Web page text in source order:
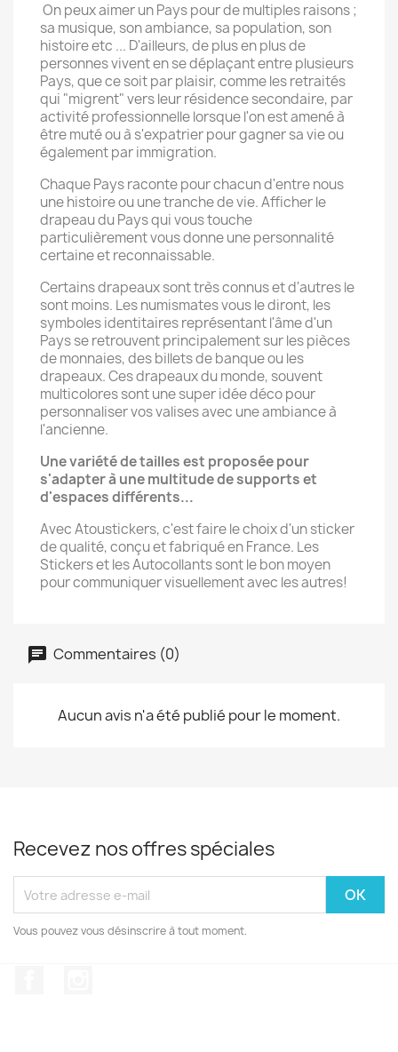
On peux aimer un Pays pour de multiples raisons ;
sa musique, son ambiance, sa population, son
histoire etc ... D'ailleurs, de plus en plus de
personnes vivent en se déplaçant entre plusieurs
Pays, que ce soit par plaisir, comme les retraités
qui "migrent" vers leur résidence secondaire, par
activité professionnelle lorsque l'on est amené à
être muté ou à s'expatrier pour gagner sa vie ou
également par immigration.
Chaque Pays raconte pour chacun d'entre nous
une histoire ou une tranche de vie. Afficher le
drapeau du Pays qui vous touche
particulièrement vous donne une personnalité
certaine et reconnaissable.
Certains drapeaux sont très connus et d'autres le
sont moins. Les numismates vous le diront, les
symboles identitaires représentant l'âme d'un
Pays se retrouvent principalement sur les pièces
de monnaies, des billets de banque ou les
drapeaux. Ces drapeaux du monde, souvent
multicolores sont une super idée déco pour
personnaliser vos valises avec une ambiance à
l'ancienne.
Une variété de tailles est proposée pour
s'adapter à une multitude de supports et
d'espaces différents...
Avec Atoustickers, c'est faire le choix d'un sticker
de qualité, conçu et fabriqué en France. Les
Stickers et les Autocollants sont le bon moyen
pour communiquer visuellement avec les autres!
Commentaires (0)
Aucun avis n'a été publié pour le moment.
Recevez nos offres spéciales
Vous pouvez vous désinscrire à tout moment.